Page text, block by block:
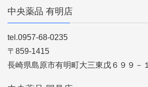
中央薬品 有明店
tel.0957-68-0235
〒859-1415
長崎県島原市有明町大三東戊６９９－１